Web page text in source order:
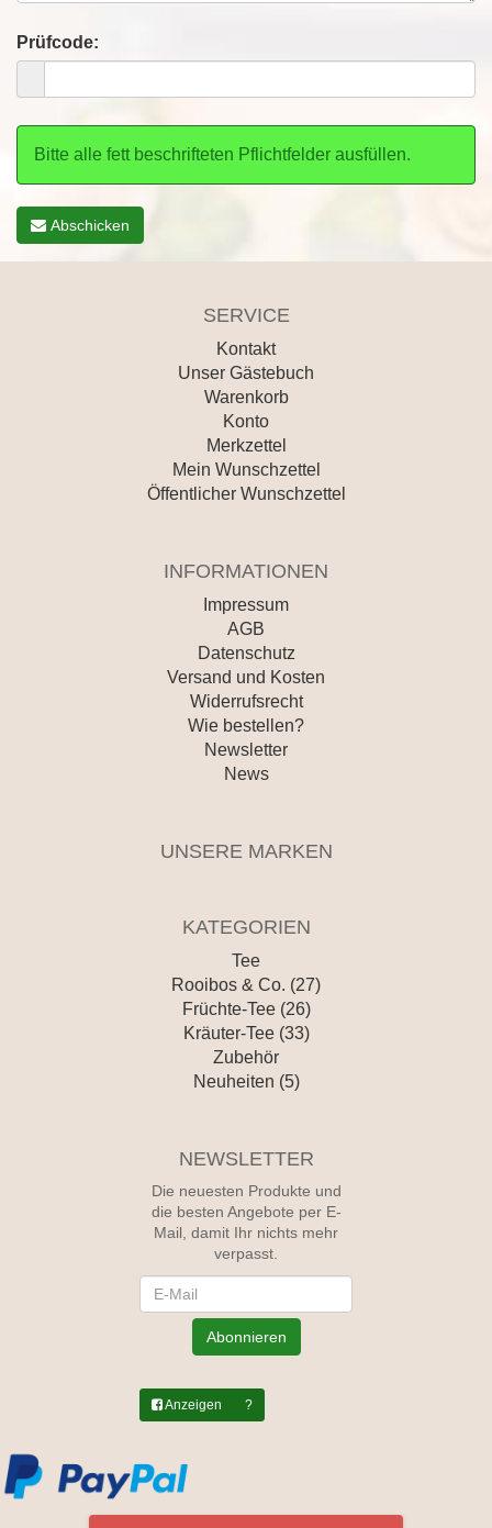
Prüfcode:
Bitte alle fett beschrifteten Pflichtfelder ausfüllen.
Abschicken
SERVICE
Kontakt
Unser Gästebuch
Warenkorb
Konto
Merkzettel
Mein Wunschzettel
Öffentlicher Wunschzettel
INFORMATIONEN
Impressum
AGB
Datenschutz
Versand und Kosten
Widerrufsrecht
Wie bestellen?
Newsletter
News
UNSERE MARKEN
KATEGORIEN
Tee
Rooibos & Co. (27)
Früchte-Tee (26)
Kräuter-Tee (33)
Zubehör
Neuheiten (5)
NEWSLETTER
Die neuesten Produkte und
die besten Angebote per E-
Mail, damit Ihr nichts mehr
verpasst.
Abonnieren
Anzeigen ?